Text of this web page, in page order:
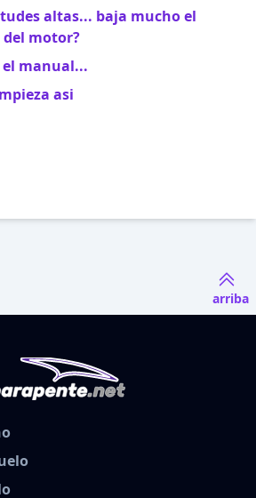
altas... baja mucho el
motor?
el manual...
asi
arriba